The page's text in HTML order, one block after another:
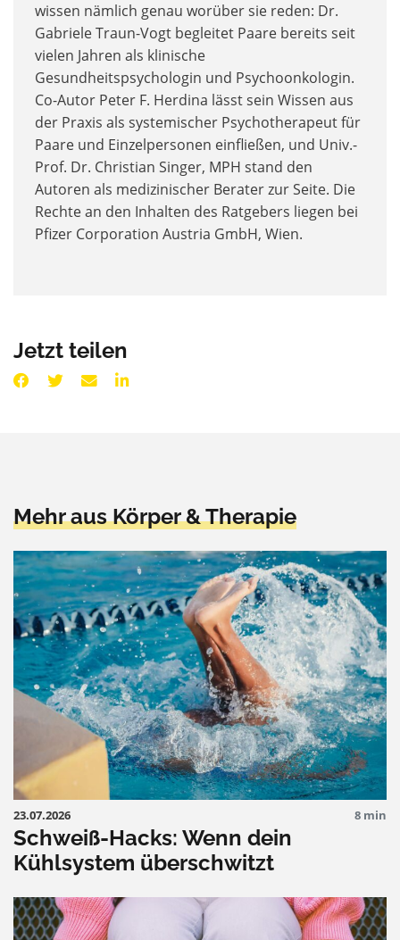
wissen nämlich genau worüber sie reden: Dr.
Gabriele Traun-Vogt begleitet Paare bereits seit
vielen Jahren als klinische
Gesundheitspsychologin und Psychoonkologin.
Co-Autor Peter F. Herdina lässt sein Wissen aus
der Praxis als systemischer Psychotherapeut für
Paare und Einzelpersonen einfließen, und Univ.-
Prof. Dr. Christian Singer, MPH stand den
Autoren als medizinischer Berater zur Seite. Die
Rechte an den Inhalten des Ratgebers liegen bei
Pfizer Corporation Austria GmbH, Wien.
Jetzt teilen
Mehr aus Körper & Therapie
23.07.2026 8 min
Schweiß-Hacks: Wenn dein
Kühlsystem überschwitzt